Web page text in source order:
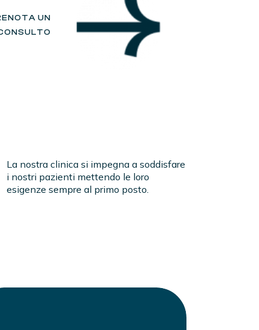
UN
La nostra clinica si impegna a soddisfare
i nostri pazienti mettendo le loro
esigenze sempre al primo posto.